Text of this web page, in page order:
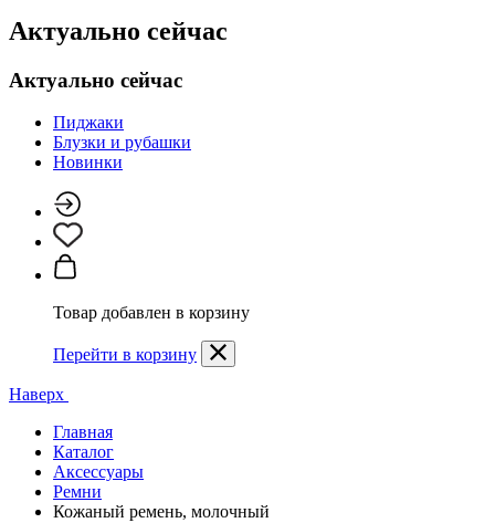
Актуально сейчас
Актуально сейчас
Пиджаки
Блузки и рубашки
Новинки
Товар добавлен в корзину
Перейти в корзину
Наверх
Главная
Каталог
Аксессуары
Ремни
Кожаный ремень, молочный